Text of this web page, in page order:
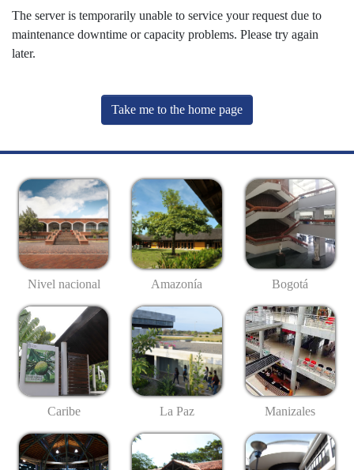
The server is temporarily unable to service your request due to
maintenance downtime or capacity problems. Please try again
later.
Take me to the home page
Nivel nacional Amazonía Bogotá
Caribe La Paz Manizales